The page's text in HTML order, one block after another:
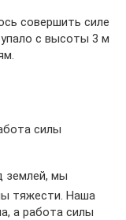
совершить силе
с высоты 3 м
силы
землей, мы
тяжести. Наша
а работа силы